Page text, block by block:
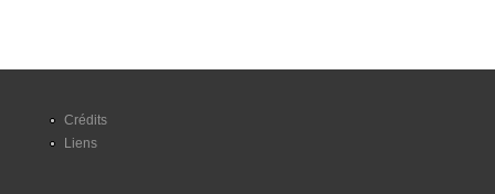
Crédits
Liens